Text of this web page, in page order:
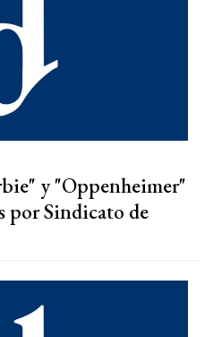
y "Oppenheimer"
por Sindicato de